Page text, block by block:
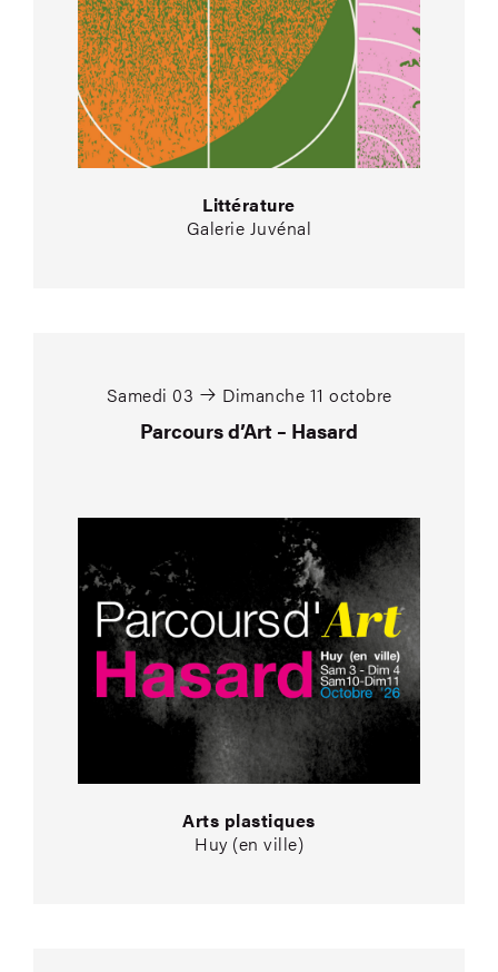
Littérature
Galerie Juvénal
Samedi 03 Dimanche 11 octobre
Parcours d’Art – Hasard
Arts plastiques
Huy (en ville)